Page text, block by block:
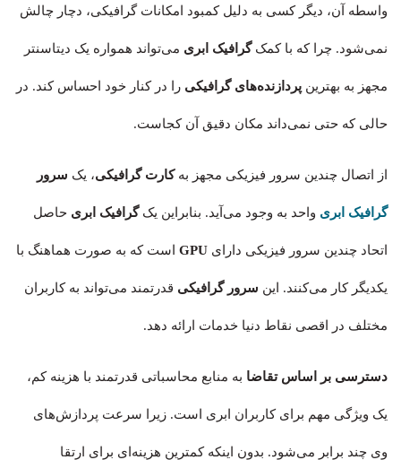
واسطه آن، دیگر کسی به دلیل کمبود امکانات گرافیکی، دچار چالش
نمی‌شود. چرا که با کمکگرافیک ابری می‌تواند همواره یک دیتاسنتر
مجهز به بهترین پردازنده‌های گرافیکی را در کنار خود احساس کند. در
حالی که حتی نمی‌داند مکان دقیق آن کجاست.
از اتصال چندین سرور فیزیکی مجهز بهکارت‌ گرافیکی، یک سرور
گرافیک ابری واحد به وجود می‌آید. بنابراین یکگرافیک ابری حاصل
اتحاد چندین سرور فیزیکی دارای GPU است که به صورت هماهنگ با
یکدیگر کار می‌کنند. این سرور گرافیکی قدرتمند می‌تواند به کاربران
مختلف در اقصی نقاط دنیا خدمات ارائه دهد.
دسترسی بر اساس تقاضا به منابع محاسباتی قدرتمند با هزینه کم،
یک ویژگی مهم برای کاربران ابری است. زیرا سرعت پردازش‌های
وی چند برابر می‌شود. بدون اینکه کمترین هزینه‌ای برای ارتقا